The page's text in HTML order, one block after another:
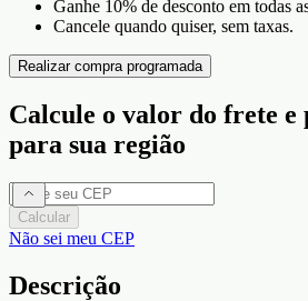
Ganhe 10% de desconto em todas
Cancele quando quiser, sem taxas.
Realizar compra programada
Calcule o valor do frete e
para sua região
Calcular
Não sei meu CEP
Descrição